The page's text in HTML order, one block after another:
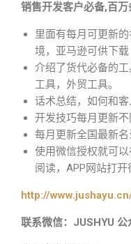
销售开发客户必备,百万
里面有每月可更新
境，亚马逊可供下载
介绍了货代必备的
工具，外贸工具。
话术总结，如何和
开发技巧每月更新不
每月更新全国最新名
使用微信授权就可
阅读，APP网站打开
http://
联系微信：JUSHYU